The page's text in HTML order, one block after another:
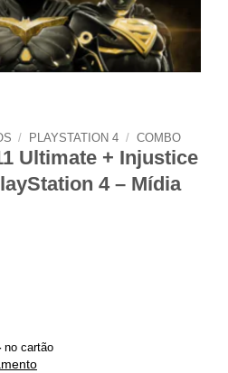
/ PLAYSTATION 4 / COMBO
Ultimate + Injustice
4 – Mídia
no cartão